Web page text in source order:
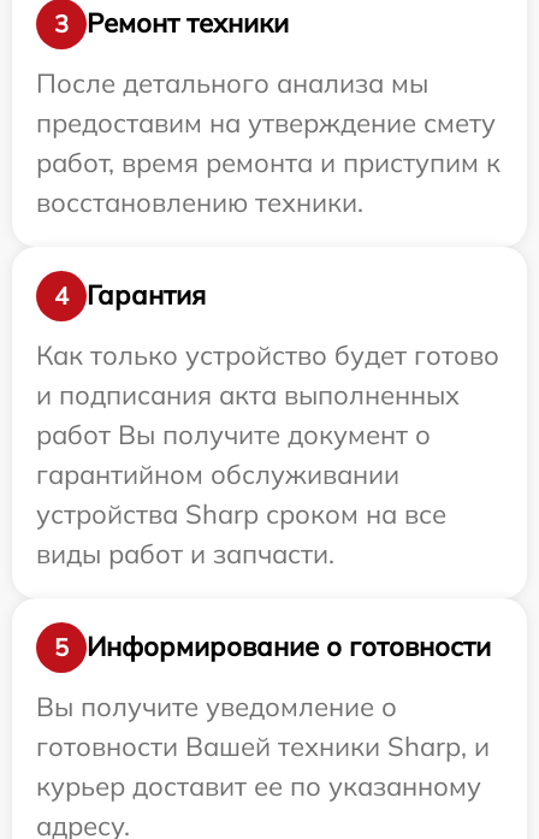
3
Ремонт техники
После детального анализа мы
предоставим на утверждение смету
работ, время ремонта и приступим к
восстановлению техники.
4
Гарантия
Как только устройство будет готово
и подписания акта выполненных
работ Вы получите документ о
гарантийном обслуживании
устройства Sharp сроком на все
виды работ и запчасти.
5
Информирование о готовности
Вы получите уведомление о
готовности Вашей техники Sharp, и
курьер доставит ее по указанному
адресу.